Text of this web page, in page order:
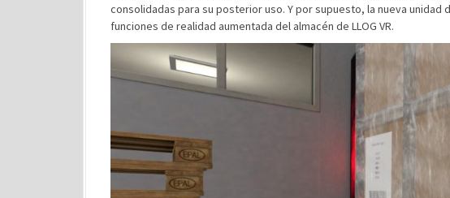
consolidadas para su posterior uso. Y por supuesto, la nueva unidad
funciones de realidad aumentada del almacén de LLOG VR.